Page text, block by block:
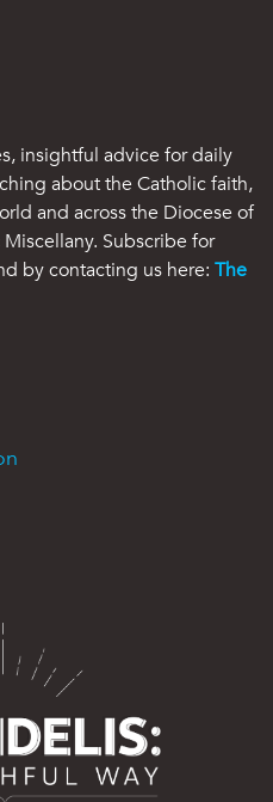
insightful advice for daily
about the Catholic faith,
and across the Diocese of
Subscribe for
by contacting us here: The